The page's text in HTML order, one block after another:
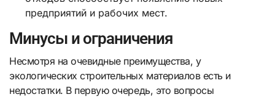
предприятий и рабочих мест.
Минусы и ограничения
Несмотря на очевидные преимущества, у
экологических строительных материалов есть и
недостатки. В первую очередь, это вопросы